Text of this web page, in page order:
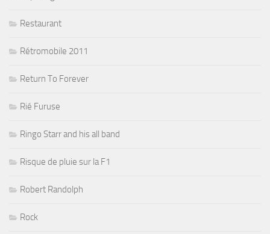
Restaurant
Rétromobile 2011
Return To Forever
Rié Furuse
Ringo Starr and his all band
Risque de pluie sur la F1
Robert Randolph
Rock